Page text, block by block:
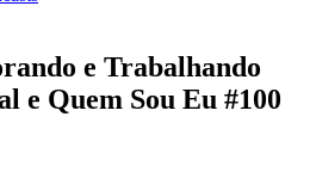
e Trabalhando
e Quem Sou Eu #100